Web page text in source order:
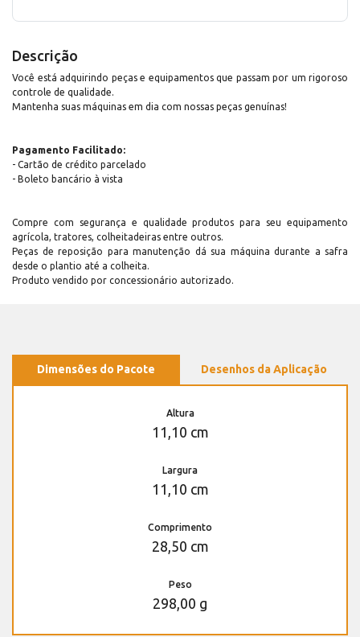
Descrição
Você está adquirindo peças e equipamentos que passam por um rigoroso
controle de qualidade.
Mantenha suas máquinas em dia com nossas peças genuínas!
Pagamento Facilitado:
- Cartão de crédito parcelado
- Boleto bancário à vista
Compre com segurança e qualidade produtos para seu equipamento
agrícola, tratores, colheitadeiras entre outros.
Peças de reposição para manutenção dá sua máquina durante a safra
desde o plantio até a colheita.
Produto vendido por concessionário autorizado.
Dimensões do Pacote Desenhos da Aplicação
Altura
11,10 cm
Largura
11,10 cm
Comprimento
28,50 cm
Peso
298,00 g